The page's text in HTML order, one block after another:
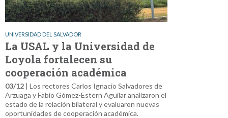
UNIVERSIDAD DEL SALVADOR
La USAL y la Universidad de
Loyola fortalecen su
cooperación académica
03/12 | Los rectores Carlos Ignacio Salvadores de
Arzuaga y Fabio Gómez-Estern Aguilar analizaron el
estado de la relación bilateral y evaluaron nuevas
oportunidades de cooperación académica.